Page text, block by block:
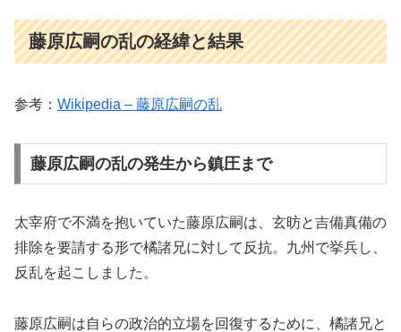
藤原広嗣の乱の経緯と結果
参考： Wikipedia – 藤原広嗣の乱
藤原広嗣の乱の発生から鎮圧まで
太宰府で不満を抱いていた藤原広嗣は、玄昉と吉備真備の
排除を要請する形で橘諸兄に対して反抗。九州で挙兵し、
反乱を起こしました。
藤原広嗣は自らの政治的立場を回復するために、橘諸兄と